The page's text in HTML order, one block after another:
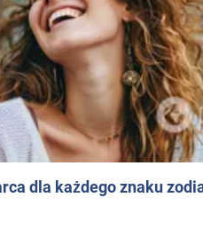
dla każdego znaku